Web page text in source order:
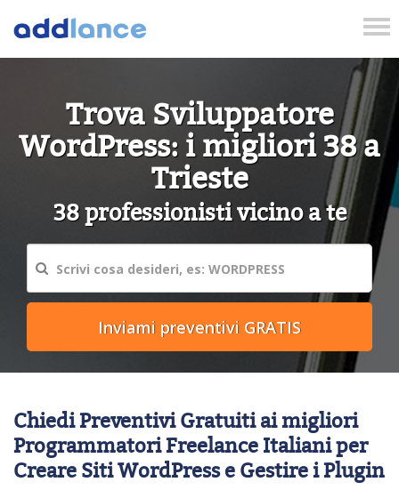
Trova Sviluppatore
WordPress: i migliori 38 a
Trieste
38 professionisti vicino a te
Chiedi Preventivi Gratuiti ai migliori
Programmatori Freelance Italiani per
Creare Siti WordPress e Gestire i Plugin